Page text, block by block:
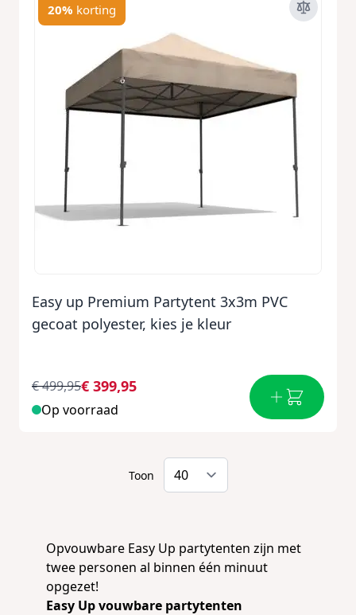
20% korting
Easy up Premium Partytent 3x3m PVC
gecoat polyester, kies je kleur
€ 399,95
€ 499,95
Op voorraad
Toon
Opvouwbare Easy Up partytenten zijn met
twee personen al binnen één minuut
opgezet!
Easy Up vouwbare partytenten